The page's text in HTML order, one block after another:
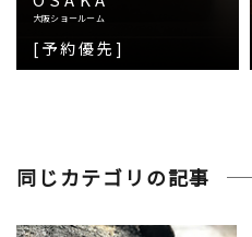
大阪ショールーム
[予約優先]
同じカテゴリの記事